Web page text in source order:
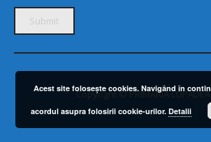
Copyright © PRIMARIA
Acest site foloseşte cookies. Navigând în
acordul asupra folosirii cookie-urilor. Detalii